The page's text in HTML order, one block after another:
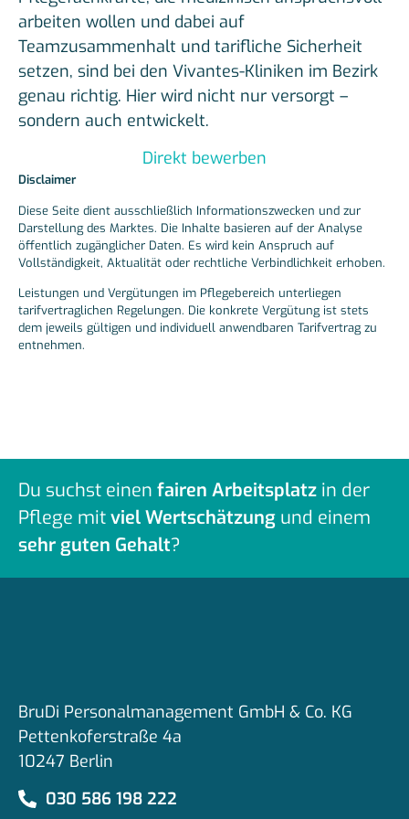
arbeiten wollen und dabei auf
Teamzusammenhalt und tarifliche Sicherheit
setzen, sind bei den Vivantes-Kliniken im Bezirk
genau richtig. Hier wird nicht nur versorgt –
sondern auch entwickelt.
Direkt bewerben
Disclaimer
Diese Seite dient ausschließlich Informationszwecken und zur
Darstellung des Marktes. Die Inhalte basieren auf der Analyse
öffentlich zugänglicher Daten. Es wird kein Anspruch auf
Vollständigkeit, Aktualität oder rechtliche Verbindlichkeit erhoben.
Leistungen und Vergütungen im Pflegebereich unterliegen
tarifvertraglichen Regelungen. Die konkrete Vergütung ist stets
dem jeweils gültigen und individuell anwendbaren Tarifvertrag zu
entnehmen.
Du suchst einen fairen Arbeitsplatz in der
Pflege mitviel Wertschätzung und einem
sehr guten Gehalt?
BruDi Personalmanagement GmbH & Co. KG
Pettenkoferstraße 4a
10247 Berlin
030 586 198 222